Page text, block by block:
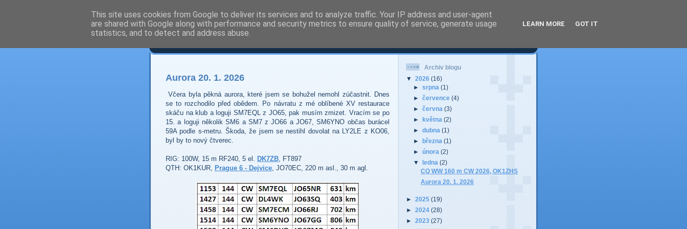
Prdec - Pardubice Hradec
Aurora 20. 1. 2026
Včera byla pěkná aurora, které jsem se bohužel nemohl zúčastnit. Dnes
se to rozchodilo před obědem. Po návratu z mé oblíbené XV restaurace
skáču na klub a loguji SM7EQL z JO65, pak musím zmizet. Vracím se po
15. a loguji několik SM6 a SM7 z JO66 a JO67, SM6YNO občas burácel
59A podle s-metru. Škoda, že jsem se nestihl dovolat na LY2LE z KO06,
byl by to nový čtverec.
RIG: 100W, 15 m RF240, 5 el. DK7ZB, FT897
QTH: OK1KUR, Prague 6 - Dejvice, JO70EC, 220 m asl., 30 m agl.
Archiv blogu
▼ 2026 (16)
►srpna(1)
►července(4)
►června(3)
►
května(2)
►dubna(1)
► března(1)
►února(2)
▼ ledna(2)
CQ WW 160 m CW 2026, OK1ZHS
Aurora 20. 1. 2026
► 2025 (19)
► 2024 (28)
► 2023 (27)
This site uses cookies from Google to deliver its services and to analyze traffic. Your IP address and user-agent
are shared with Google along with performance and security metrics to ensure quality of service, generate usage
statistics, and to detect and address abuse.
LEARN MORE GOT IT